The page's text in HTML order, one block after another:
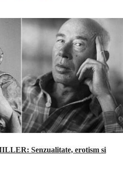
Senzualitate, erotism si